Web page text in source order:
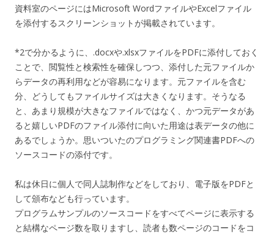
資料室のページにはMicrosoft WordファイルやExcelファイル
を添付するスクリーンショットが掲載されています。
*2で分かるように、.docxや.xlsxファイルをPDFに添付しておく
ことで、閲覧性と検索性を確保しつつ、添付した元ファイルか
らデータの再利用などが容易になります。元ファイルを含む
分、どうしてもファイルサイズは大きくなります。そうなる
と、あまり規模が大きなファイルではなく、かつ元データがあ
ると嬉しいPDFのファイル添付に向いた用途は表データの他に
あるでしょうか。思いついたのプログラミング関連書PDFへの
ソースコードの添付です。
私は休日に個人で同人誌制作などをしており、電子版をPDFと
して頒布なども行っています。
プログラムサンプルのソースコードをすべてページに表示する
と結構なページ数を取りますし、読者も数ページのコードをコ